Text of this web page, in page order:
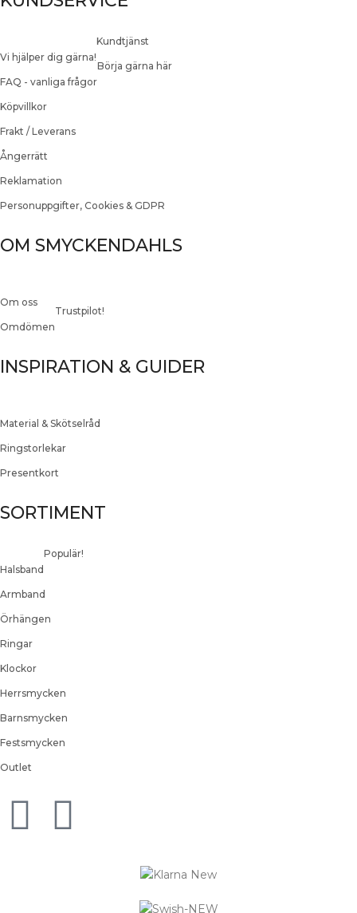
Vi hjälper dig gärna!
Kundtjänst
FAQ - vanliga frågor
Börja gärna här
Köpvillkor
Frakt / Leverans
Ångerrätt
Reklamation
Personuppgifter, Cookies & GDPR
OM SMYCKENDAHLS
Om oss
Omdömen
Trustpilot!
INSPIRATION & GUIDER
Material & Skötselråd
Ringstorlekar
Presentkort
SORTIMENT
Halsband
Populär!
Armband
Örhängen
Ringar
Klockor
Herrsmycken
Barnsmycken
Festsmycken
Outlet